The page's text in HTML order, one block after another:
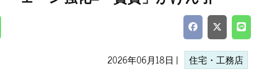
2026年06月18日 | 住宅・工務店